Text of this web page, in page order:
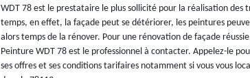
WDT 78 est le prestataire le plus sollicité pour la réalisation des
temps, en effet, la façade peut se détériorer, les peintures
alors temps de la rénover. Pour une rénovation de façade
Peinture WDT 78 est le professionnel à contacter. Appelez-le
ses offres et ses conditions tarifaires notamment si vous vous